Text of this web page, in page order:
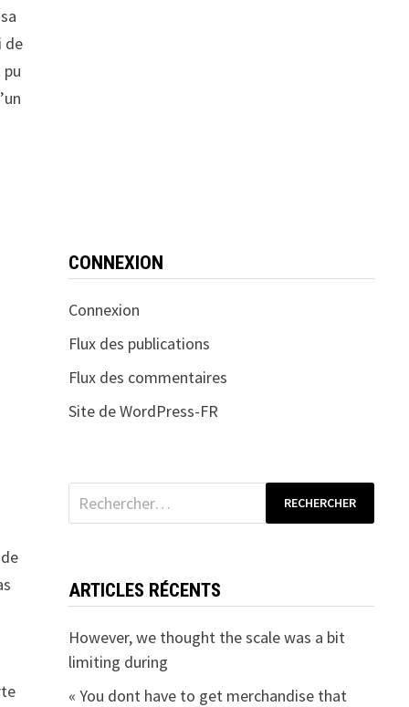
de
CONNEXION
Connexion
Flux des publications
Flux des commentaires
Site de WordPress-FR
Rechercher :
ARTICLES RÉCENTS
However, we thought the scale was a bit
limiting during
« You dont have to get merchandise that